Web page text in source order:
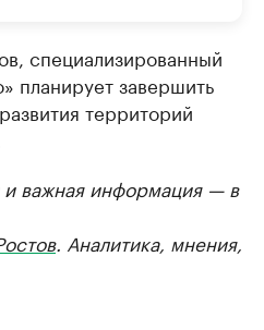
специализированный
планирует завершить
территорий
важная информация — в
. Аналитика, мнения,